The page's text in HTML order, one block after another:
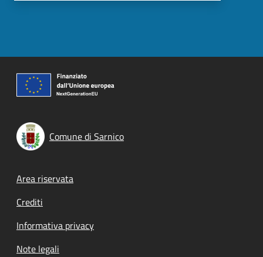
Comune di Sarnico
Footer menu
Area riservata
Crediti
Informativa privacy
Note legali